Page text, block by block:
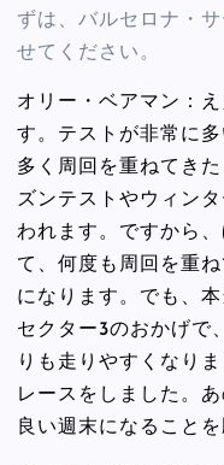
ずは、バルセロナ・
せてください。
オリー・ベアマン：
す。テストが非常に
多く周回を重ねてき
ズンテストやウィン
われます。ですから
て、何度も周回を重
になります。でも、
セクター3のおかげで
りも走りやすくなり
レースをしました。
良い週末になることを